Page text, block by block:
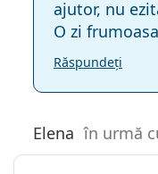
ajutor, nu
O zi
Răspundeți
Elena în urmă